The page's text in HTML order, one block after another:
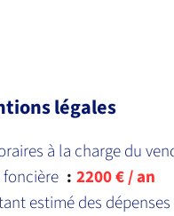
légales
à la charge du
foncière
2200 € / an
estimé des